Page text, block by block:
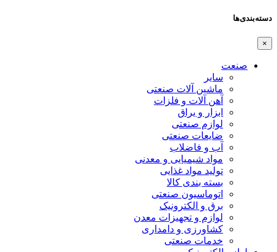
دسته‌بندی‌ها
×
صنعت
سایر
ماشین آلات صنعتی
آهن آلات و فلزات
ابزار و یراق
لوازم صنعتی
ضایعات صنعتی
آب و فاضلاب
مواد شیمیایی و معدنی
تولید مواد غذایی
بسته بندی کالا
اتوماسیون صنعتی
برق و الکترونیک
لوازم و تجهیزات معدن
کشاورزی و دامداری
خدمات صنعتی